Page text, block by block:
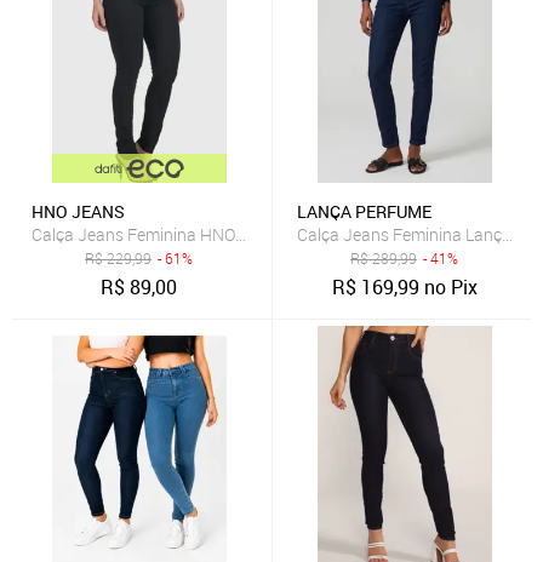
HNO JEANS
Calça Jeans Feminina HNO Jeans Skinny Cintura Alta Empina o
R$229,99 - 61%
R$89,00
LANÇA PERFUME
Calça Jeans Feminina Lança
R$289,99 - 41%
R$ 169,99 no Pix